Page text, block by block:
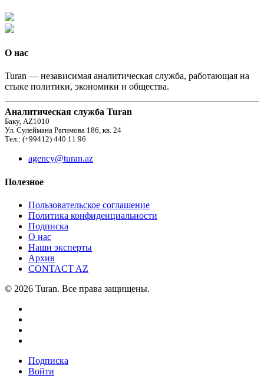
О нас
Turan — независимая аналитическая служба, работающая на
стыке политики, экономики и общества.
Аналитическая служба Turan
Баку, AZ1010
Ул. Сулеймана Рагимова 186, кв. 24
Тел.: (+99412) 440 11 96
agency@turan.az
Полезное
Пользовательское соглашение
Политика конфиденциальности
Подписка
О нас
Наши эксперты
Архив
CONTACT AZ
© 2026 Turan. Все права защищены.
Подписка
Войти